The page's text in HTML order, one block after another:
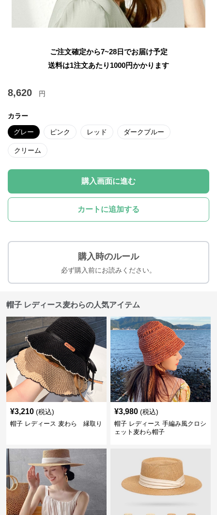
ご注文確定から7~28日でお届け予定
送料は1注文あたり 1000円かかります
8,620 円
カラー
グレー ピンク レッド ダークブルー
クリーム
購入画面に進む
カートに追加する
購入時のルール
必ず購入前にお読みください。
帽子 レディース麦わらの人気アイテム
¥3,210 (税込)
帽子 レディース 麦わら 縁取り
¥3,980 (税込)
帽子 レディース 手編み風クロシ
ェット麦わら帽子